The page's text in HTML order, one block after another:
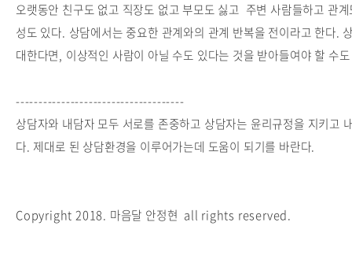
오랫동안 친구도 없고 직장도 없고 부모도 싫고 주변 사람들하고 관
성도 있다. 상담에서는 중요한 관계와의 관계 반복을 전이라고 한다.
대한다면, 이상적인 사람이 아닐 수도 있다는 것을 받아들여야 할 수
-------------------------------------
상담자와 내담자 모두 서로를 존중하고 상담자는 윤리규정을 지키고
다. 제대로 된 상담환경을 이루어가는데 도움이 되기를 바란다.
Copyright 2018. 마음달 안정현 all rights reserved.